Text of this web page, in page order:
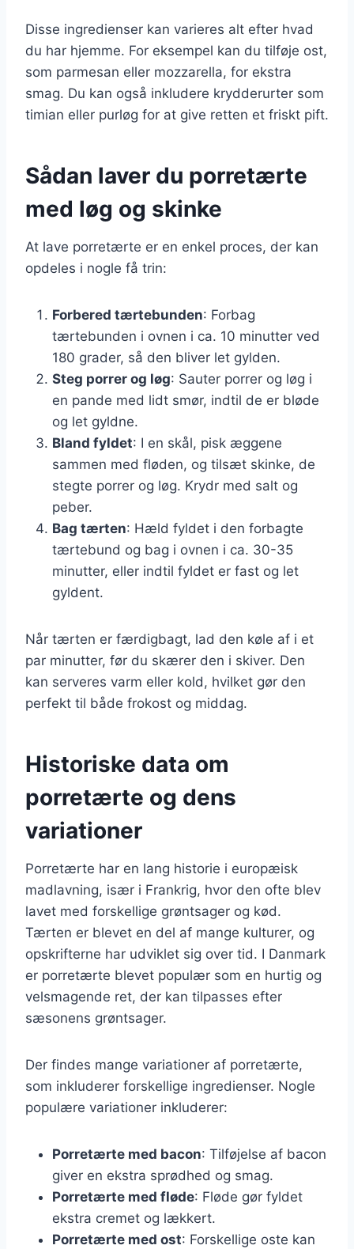
Disse ingredienser kan varieres alt efter hvad
du har hjemme. For eksempel kan du tilføje ost,
som parmesan eller mozzarella, for ekstra
smag. Du kan også inkludere krydderurter som
timian eller purløg for at give retten et friskt pift.
Sådan laver du porretærte
med løg og skinke
At lave porretærte er en enkel proces, der kan
opdeles i nogle få trin:
Forbered tærtebunden: Forbag
tærtebunden i ovnen i ca. 10 minutter ved
180 grader, så den bliver let gylden.
Steg porrer og løg: Sauter porrer og løg i
en pande med lidt smør, indtil de er bløde
og let gyldne.
Bland fyldet: I en skål, pisk æggene
sammen med fløden, og tilsæt skinke, de
stegte porrer og løg. Krydr med salt og
peber.
Bag tærten: Hæld fyldet i den forbagte
tærtebund og bag i ovnen i ca. 30-35
minutter, eller indtil fyldet er fast og let
gyldent.
Når tærten er færdigbagt, lad den køle af i et
par minutter, før du skærer den i skiver. Den
kan serveres varm eller kold, hvilket gør den
perfekt til både frokost og middag.
Historiske data om
porretærte og dens
variationer
Porretærte har en lang historie i europæisk
madlavning, især i Frankrig, hvor den ofte blev
lavet med forskellige grøntsager og kød.
Tærten er blevet en del af mange kulturer, og
opskrifterne har udviklet sig over tid. I Danmark
er porretærte blevet populær som en hurtig og
velsmagende ret, der kan tilpasses efter
sæsonens grøntsager.
Der findes mange variationer af porretærte,
som inkluderer forskellige ingredienser. Nogle
populære variationer inkluderer:
Porretærte med bacon: Tilføjelse af bacon
giver en ekstra sprødhed og smag.
Porretærte med fløde: Fløde gør fyldet
ekstra cremet og lækkert.
Porretærte med ost: Forskellige oste kan